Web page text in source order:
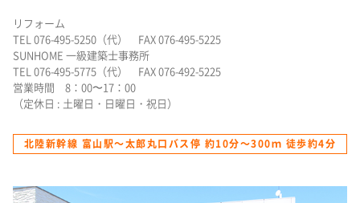
リフォーム
TEL 076-495-5250（代） FAX 076-495-5225
SUNHOME 一級建築士事務所
TEL 076-495-5775（代） FAX 076-492-5225
営業時間 8：00〜17：00
（定休日 : 土曜日・日曜日・祝日）
北陸新幹線 富山駅～太郎丸口バス停 約10分～300ｍ 徒歩約4分